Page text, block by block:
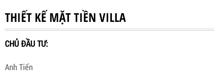
THIẾT KẾ MẶT TIỀN VILLA
CHỦ ĐẦU TƯ:
Anh Tiến